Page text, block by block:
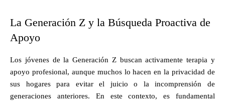
La Generación Z y la Búsqueda Proactiva de
Apoyo
Los jóvenes de la Generación Z buscan activamente terapia y
apoyo profesional, aunque muchos lo hacen en la privacidad de
sus hogares para evitar el juicio o la incomprensión de
generaciones anteriores. En este contexto, es fundamental